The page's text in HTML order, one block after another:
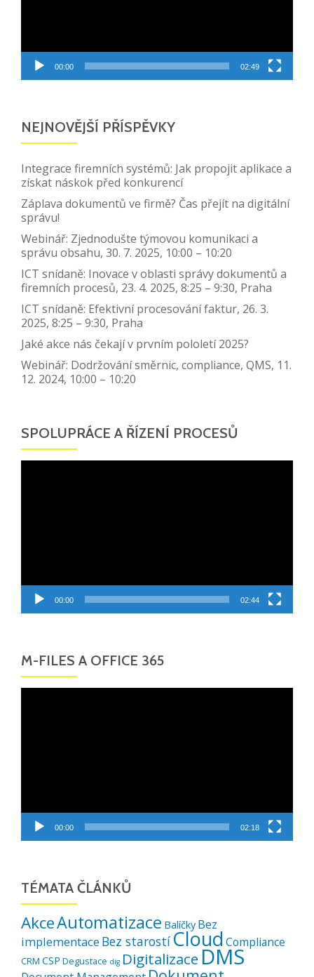
00:00 02:49
NEJNOVĚJŠÍ PŘÍSPĚVKY
Integrace firemních systémů: Jak propojit aplikace a
získat náskok před konkurencí
Záplava dokumentů ve firmě? Čas přejít na digitální
správu!
Webinář: Zjednodušte týmovou komunikaci a
správu obsahu, 30. 7. 2025, 10:00 – 10:20
ICT snídaně: Inovace v oblasti správy dokumentů a
firemních procesů, 23. 4. 2025, 8:25 – 9:30, Praha
ICT snídaně: Efektivní procesování faktur, 26. 3.
2025, 8:25 – 9:30, Praha
Jaké akce nás čekají v prvním pololetí 2025?
Webinář: Dodržování směrnic, compliance, QMS, 11.
12. 2024, 10:00 – 10:20
SPOLUPRÁCE A ŘÍZENÍ PROCESŮ
00:00 02:44
M-FILES A OFFICE 365
00:00 02:18
TÉMATA ČLÁNKŮ
AkceAutomatizace Balíčky Bez
implementace Bez starostí Cloud Compliance
CRM CSP Degustace dig Digitalizace DMS